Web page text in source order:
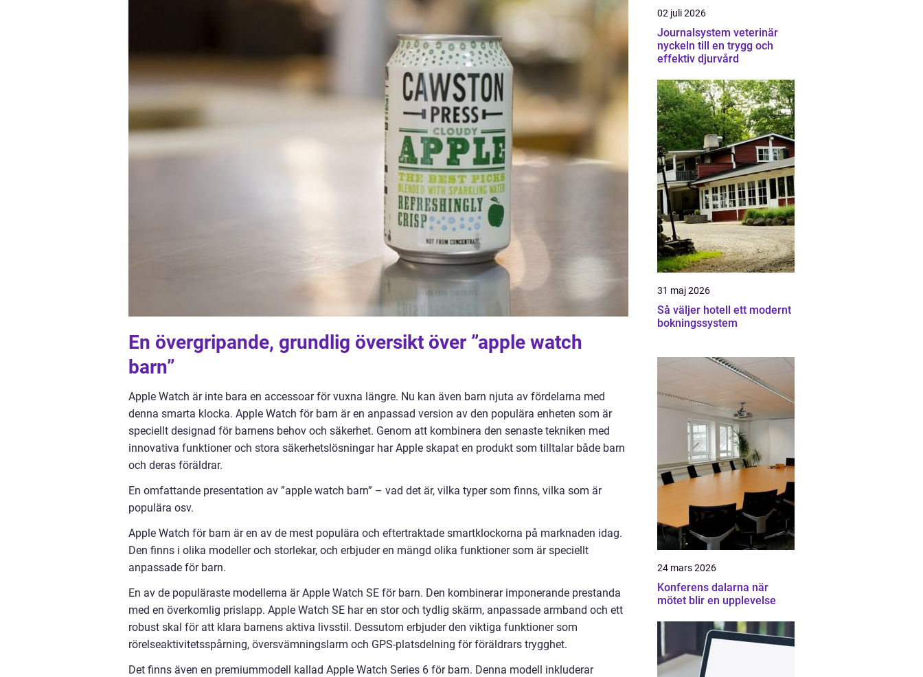
En övergripande, grundlig översikt över ”apple watch
barn”
Apple Watch är inte bara en accessoar för vuxna längre. Nu kan även barn njuta av fördelarna med
denna smarta klocka. Apple Watch för barn är en anpassad version av den populära enheten som är
speciellt designad för barnens behov och säkerhet. Genom att kombinera den senaste tekniken med
innovativa funktioner och stora säkerhetslösningar har Apple skapat en produkt som tilltalar både barn
och deras föräldrar.
En omfattande presentation av ”apple watch barn” – vad det är, vilka typer som finns, vilka som är
populära osv.
Apple Watch för barn är en av de mest populära och eftertraktade smartklockorna på marknaden idag.
Den finns i olika modeller och storlekar, och erbjuder en mängd olika funktioner som är speciellt
anpassade för barn.
En av de populäraste modellerna är Apple Watch SE för barn. Den kombinerar imponerande prestanda
med en överkomlig prislapp. Apple Watch SE har en stor och tydlig skärm, anpassade armband och ett
robust skal för att klara barnens aktiva livsstil. Dessutom erbjuder den viktiga funktioner som
rörelseaktivitetsspårning, översvämningslarm och GPS-platsdelning för föräldrars trygghet.
Det finns även en premiummodell kallad Apple Watch Series 6 för barn. Denna modell inkluderar
02 juli 2026
Journalsystem veterinär
nyckeln till en trygg och
effektiv djurvård
31 maj 2026
Så väljer hotell ett modernt
bokningssystem
24 mars 2026
Konferens dalarna när
mötet blir en upplevelse